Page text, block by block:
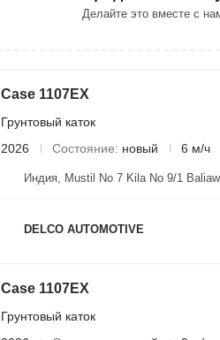
Делайте это вместе с
Case 1107EX
Грунтовый каток
2026
Состояние новый 6 м/ч
Индия, Mustil No 7 Kila No 9/1
DELCO AUTOMOTIVE
Case 1107EX
Грунтовый каток